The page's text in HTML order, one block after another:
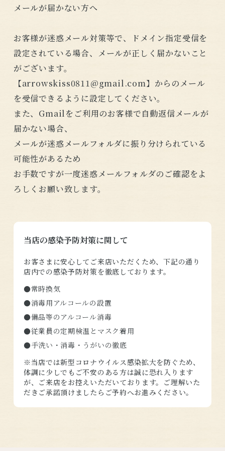
メールが届かない方へ
お客様が迷惑メール対策等で、ドメイン指定受信を
設定されている場合、メールが正しく届かないこと
がございます。
【arrowskiss0811@gmail.com】からのメール
を受信できるように設定してください。
また、Gmailをご利用のお客様で自動返信メールが
届かない場合、
メールが迷惑メールフォルダに振り分けられている
可能性があるため
お手数ですが一度迷惑メールフォルダのご確認をよ
ろしくお願い致します。
当店の感染予防対策に関して
お客さまに安心してご来店いただくため、下記の通り
店内での感染予防対策を徹底しております。
●常時換気
●消毒用アルコールの設置
●備品等のアルコール消毒
●従業員の定期検温とマスク着用
●手洗い・消毒・うがいの徹底
※当店では新型コロナウイルス感染拡大を防ぐため、
体調に少しでもご不安のある方は誠に恐れ入ります
が、ご来店をお控えいただいております。ご理解いた
だきご承諾頂けましたらご予約へお進みください。